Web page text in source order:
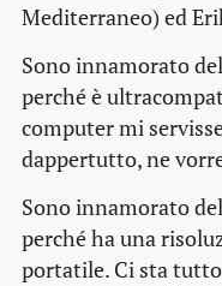
Mediterraneo) ed
Sono innamorato
perché è
computer mi
dappertutto, ne
Sono innamorato
perché ha una
portatile. Ci sta